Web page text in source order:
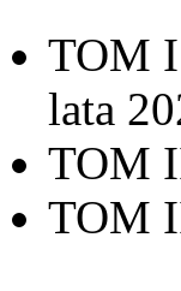
TOM I
lata
TOM
TOM